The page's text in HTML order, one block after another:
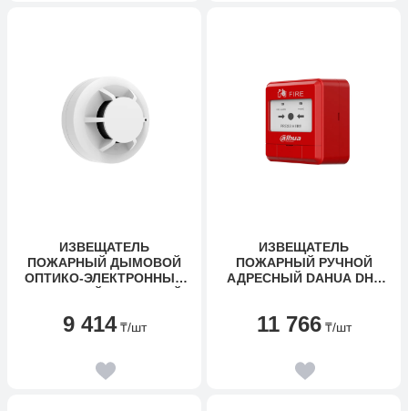
ИЗВЕЩАТЕЛЬ
ПОЖАРНЫЙ ДЫМОВОЙ
ОПТИКО-ЭЛЕКТРОННЫЙ
9 414 ₸/шт
ИЗВЕЩАТЕЛЬ
ПОЖАРНЫЙ РУЧНОЙ
АДРЕСНЫЙ DAHUA DHI-
11 766 ₸/шт